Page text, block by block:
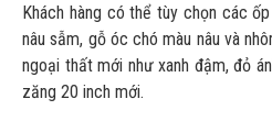
Khách hàng có thể tùy chọn các
nâu sẫm, gỗ óc chó màu nâu và
ngoại thất mới như xanh đậm, đỏ
zăng 20 inch mới.